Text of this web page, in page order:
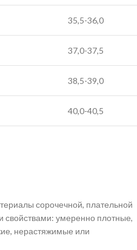
35,5-36,0
37,0-37,5
38,5-39,0
40,0-40,5
сорочечной, плательной
умеренно плотные,
нерастяжимые или